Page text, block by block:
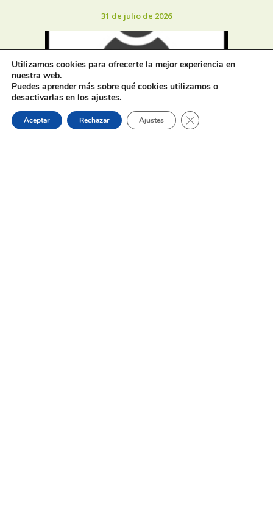
31 de julio de 2026
Proceso selectivo 1 plaza técnico/a
de juventud – turno libre –
oposición
Utilizamos cookies para ofrecerte la mejor experiencia en
nuestra web.
Puedes aprender más sobre qué cookies utilizamos o
desactivarlas en los ajustes.
Aceptar Rechazar Ajustes Cerrar el banner de